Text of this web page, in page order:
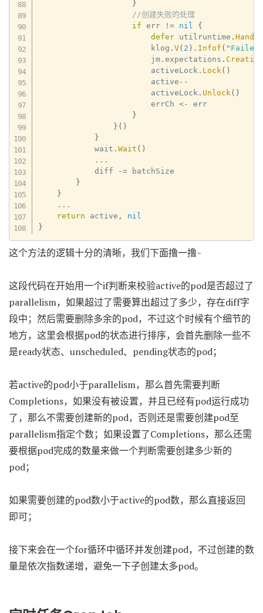
}
//创建失败的处理
if err != nil
{
defer utilruntime .
                        klog
.V( 2 ) . Infof ( "Failed
                        jm
.expectations .
                        activeLock
. Lock ( )
                        active
--
                        activeLock
. Unlock ( )
                        errCh
<-
err
}
} ( )
}
            wait
.Wait ( )
...
            diff
-= batchSize
}
}
...
return active ,
nil
}
这个方法的逻辑十分的清晰，我们下面撸一撸~
这段代码在开始用一个if判断来校验active的pod是否超过了
parallelism，如果超过了需要算出超过了多少，存在diff字
段中；然后需要删除多余的pod，不过这个时候有个细节的
地方，这里会根据pod的状态进行排序，会首先删除一些不
是ready状态、unscheduled、pending状态的pod；
若active的pod小于parallelism，那么首先需要判断
Completions，如果没有被设置，并且已经有pod运行成功
了，那么不需要创建新的pod，否则还是需要创建pod至
parallelism指定个数；如果设置了Completions，那么还需
要根据pod完成的数量来做一个判断需要创建多少新的
pod；
如果需要创建的pod数小于active的pod数，那么直接返回
即可；
接下来会在一个for循环中循环并发创建pod，不过创建的数
量是依次指数递增，避免一下子创建太多pod。